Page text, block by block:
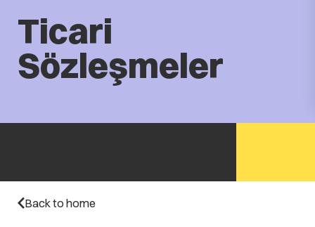
Ticari
Sözleşmeler
Back to home